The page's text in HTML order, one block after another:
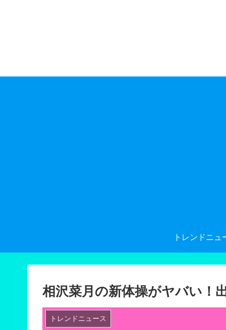
トレンドニュ
相沢菜月の新体操がヤバい！
トレンドニュース